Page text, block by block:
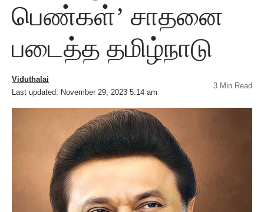
பெண்கள்’ சாதனை
படைத்த தமிழ்நாடு
Last updated: November 29, 2023 5:14 am
Viduthalai
3 Min Read